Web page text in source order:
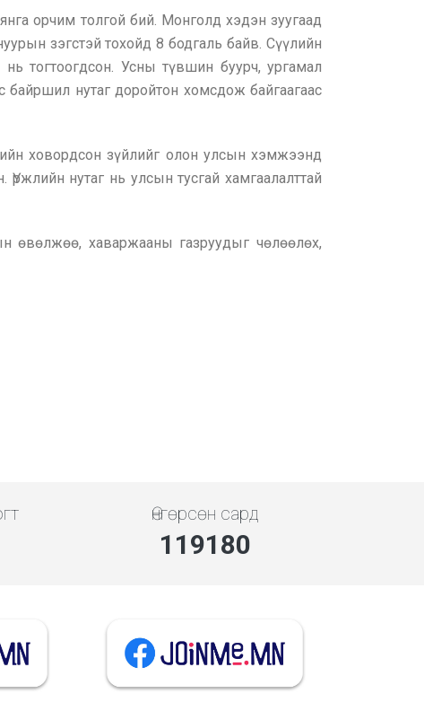
орчим толгой бий. Монголд хэдэн зуугаад
зэгстэй тохойд 8 бодгаль байв. Сүүлийн
тогтоогдсон. Усны түвшин буурч, ургамал
байршил нутаг доройтон хомсдож байгаагаас
ховордсон зүйлийг олон улсын хэмжээнд
нутаг нь улсын тусгай хамгаалалттай
өвөлжөө, хаваржааны газруудыг чөлөөлөх,
Өнгөрсөн сард
137515